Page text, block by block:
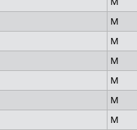
M
M
M
M
M
M